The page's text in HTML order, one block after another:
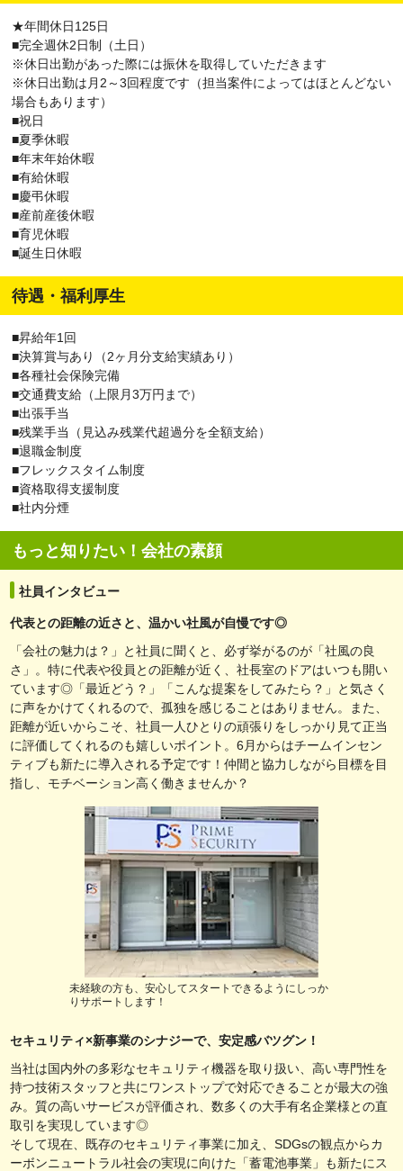
★年間休日125日
■完全週休2日制（土日）
※休日出勤があった際には振休を取得していただきます
※休日出勤は月2～3回程度です（担当案件によってはほとんどない
場合もあります）
■祝日
■夏季休暇
■年末年始休暇
■有給休暇
■慶弔休暇
■産前産後休暇
■育児休暇
■誕生日休暇
待遇・福利厚生
■昇給年1回
■決算賞与あり（2ヶ月分支給実績あり）
■各種社会保険完備
■交通費支給（上限月3万円まで）
■出張手当
■残業手当（見込み残業代超過分を全額支給）
■退職金制度
■フレックスタイム制度
■資格取得支援制度
■社内分煙
もっと知りたい！会社の素顔
社員インタビュー
代表との距離の近さと、温かい社風が自慢です◎
「会社の魅力は？」と社員に聞くと、必ず挙がるのが「社風の良
さ」。特に代表や役員との距離が近く、社長室のドアはいつも開い
ています◎「最近どう？」「こんな提案をしてみたら？」と気さく
に声をかけてくれるので、孤独を感じることはありません。また、
距離が近いからこそ、社員一人ひとりの頑張りをしっかり見て正当
に評価してくれるのも嬉しいポイント。6月からはチームインセン
ティブも新たに導入される予定です！仲間と協力しながら目標を目
指し、モチベーション高く働きませんか？
未経験の方も、安心してスタートできるようにしっか
りサポートします！
セキュリティ×新事業のシナジーで、安定感バツグン！
当社は国内外の多彩なセキュリティ機器を取り扱い、高い専門性を
持つ技術スタッフと共にワンストップで対応できることが最大の強
み。質の高いサービスが評価され、数多くの大手有名企業様との直
取引を実現しています◎
そして現在、既存のセキュリティ事業に加え、SDGsの観点からカ
ーボンニュートラル社会の実現に向けた「蓄電池事業」も新たにス